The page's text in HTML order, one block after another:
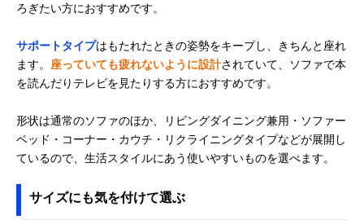
ろぎたい方におすすめです。
サポートタイプはもたれたときの姿勢をキープし、きちんと座れ
ます。 座っていても疲れないように設計されていて、ソファで本
を読んだりテレビを見たりする方におすすめです。
形状は通常のソファのほか、リビングダイニング兼用・ソファー
ベッド・コーナー・カウチ・リクライニングタイプなどが展開し
ているので、生活スタイルにあう使いやすいものを選べます。
サイズにも気を付けて選ぶ